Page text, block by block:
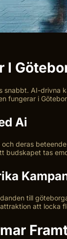
I
snabbt. AI-drivna
fungerar i
Ai
deras
budskapet tas
till
att locka